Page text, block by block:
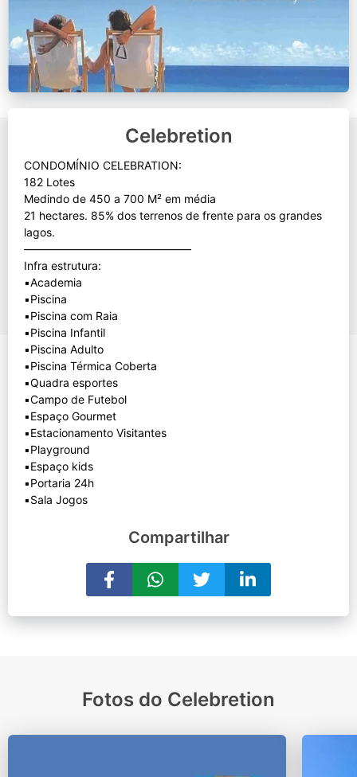
Celebretion
CONDOMÍNIO CELEBRATION:
182 Lotes
Medindo de 450 a 700 M² em média
21 hectares. 85% dos terrenos de frente para os grandes
lagos.
———————————————
Infra estrutura:
▪️Academia
▪️Piscina
▪️Piscina com Raia
▪️Piscina Infantil
▪️Piscina Adulto
▪️Piscina Térmica Coberta
▪️Quadra esportes
▪️Campo de Futebol
▪️Espaço Gourmet
▪️Estacionamento Visitantes
▪️Playground
▪️Espaço kids
▪️Portaria 24h
Compartilhar
Fotos do Celebretion